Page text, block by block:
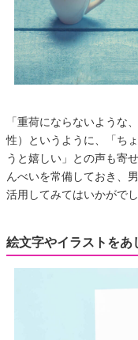
「重荷にならないような
性）というように、「ち
うと嬉しい」との声も寄
んべいを常備しておき、
活用してみてはいかがでし
絵文字やイラストをあ